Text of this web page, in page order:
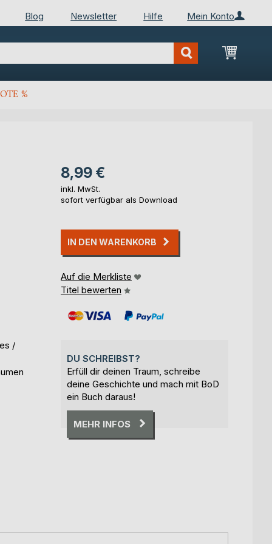
Mein Konto
Blog Newsletter Hilfe
Mein
%
/
8,99 €
inkl. MwSt.
sofort verfügbar als Download
IN DEN WARENKORB
Auf die Merkliste
Titel bewerten
DU SCHREIBST?
Erfüll dir deinen Traum, schreibe
deine Geschichte und mach mit BoD
ein Buch daraus!
MEHR INFOS